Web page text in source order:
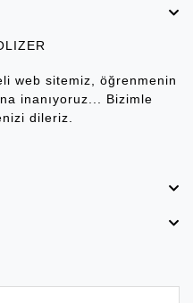
web sitemiz, öğrenmenin
inanıyoruz... Bizimle
dileriz.